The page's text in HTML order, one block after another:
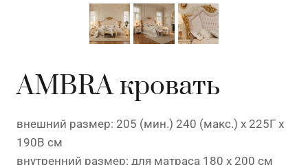
AMBRA кровать
внешний размер: 205 (мин.) 240 (макс.) x 225Г x
190В см
внутренний размер: для матраса 180 x 200 см